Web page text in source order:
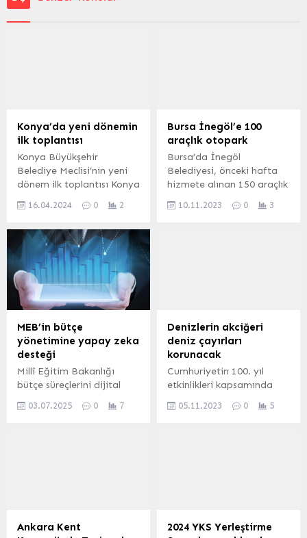
Konya’da yeni dönemin
ilk toplantısı
Konya Büyükşehir
Belediye Meclisi’nin yeni
dönem ilk toplantısı Konya
Başkanı Uğur İbrahim
yapıldı. KONYA (İGFA) –
Yeni dönemin ilk meclis
toplantısına başkanlık
eden Konya Büyükşehir
Belediye Başkanı Uğur
İbrahim Altay, Konya’nın
31 Mart seçimlerinde
adeta bir demokrasi şöleni
yaşadığını ve her zamanki
gibi kendine yakışır bir...
16.04.2024 0 2
Bursa İnegöl’e 100
araçlık otopark
Bursa’da İnegöl
Belediyesi, önceki hafta
hizmete alınan 150 araçlık
ardından Sinanbey
yeni otoparklar üreterek
parklanma ve trafik
sorununu en aza indiren
10.11.2023 0 3
MEB’in bütçe
yönetimine yapay zeka
desteği
Millî Eğitim Bakanlığı
bütçe süreçlerini dijital
hızlandırıyor, yapay zekâ
03.07.2025 0 7
Denizlerin akciğeri
deniz çayırları
korunacak
Cumhuriyetin 100. yıl
etkinlikleri kapsamında
ile denizlerin akciğeri
çayırlarını korumak için
“Akdeniz’e Nefes
05.11.2023 0 5
Ankara Kent
2024 YKS Yerleştirme